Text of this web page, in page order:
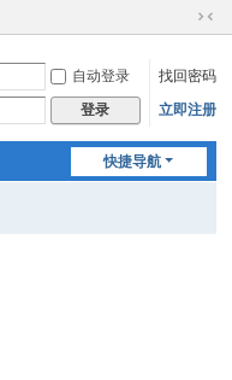
切
到
窄
自动登录
找回密码
登录 立即注册
快捷导航